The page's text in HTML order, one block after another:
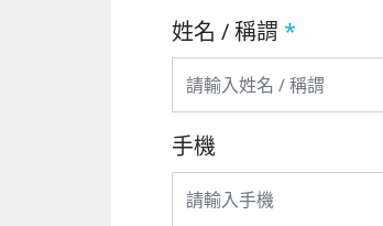
姓名 / 稱謂 *
手機